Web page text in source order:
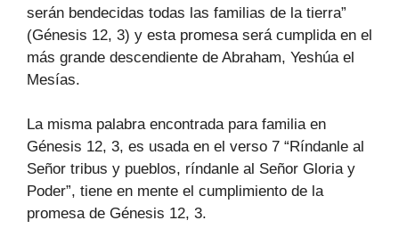
serán bendecidas todas las familias de la tierra”
(Génesis 12, 3) y esta promesa será cumplida en el
más grande descendiente de Abraham, Yeshúa el
Mesías.
La misma palabra encontrada para familia en
Génesis 12, 3, es usada en el verso 7 “Ríndanle al
Señor tribus y pueblos, ríndanle al Señor Gloria y
Poder”, tiene en mente el cumplimiento de la
promesa de Génesis 12, 3.